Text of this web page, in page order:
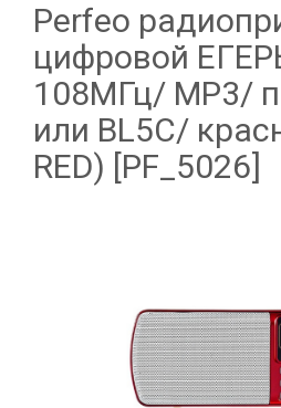
Perfeo
цифровой
108МГц/ MP3/
или BL5C/
RED) [PF_5026]